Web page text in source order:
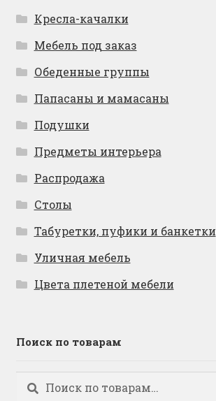
Кресла-качалки
Мебель под заказ
Обеденные группы
Папасаны и мамасаны
Подушки
Предметы интерьера
Распродажа
Столы
Табуретки, пуфики и банкетки
Уличная мебель
Цвета плетеной мебели
Поиск по товарам
Искать:
Поиск